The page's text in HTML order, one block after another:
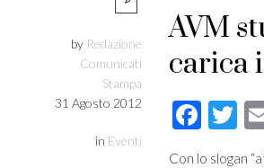
by Redazione
Comunicati
Stampa
31 Agosto 2012
in Eventi
AVM
carica
Con lo slogan